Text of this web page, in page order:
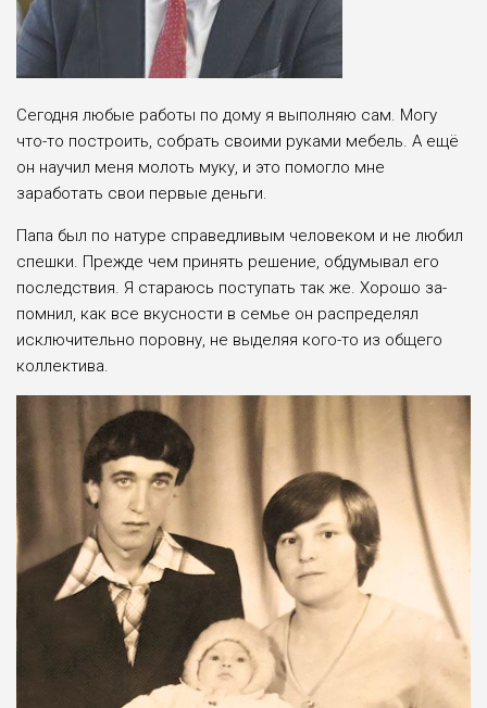
Сегодня любые работы по дому я выполняю сам. Могу
что-то построить, собрать своими руками мебель. А ещё
он научил меня молоть муку, и это помогло мне
заработать свои первые деньги.
Папа был по натуре спра­ведливым человеком и не лю­бил
спешки. Прежде чем при­нять решение, обдумывал его
последствия. Я стараюсь по­ступать так же. Хорошо за­
помнил, как все вкусности в семье он распределял
исклю­чительно поровну, не выделяя кого-то из общего
коллектива.